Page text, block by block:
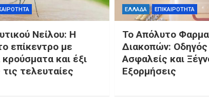
Νείλου: Η
επίκεντρο με
και έξι
τελευταίες
ΕΛΛΑΔΑ ΕΠΙΚΑΙΡΟΤΗΤΑ
Το Απόλυτο
Διακοπών: Οδηγός
Ασφαλείς και
Εξορμήσεις